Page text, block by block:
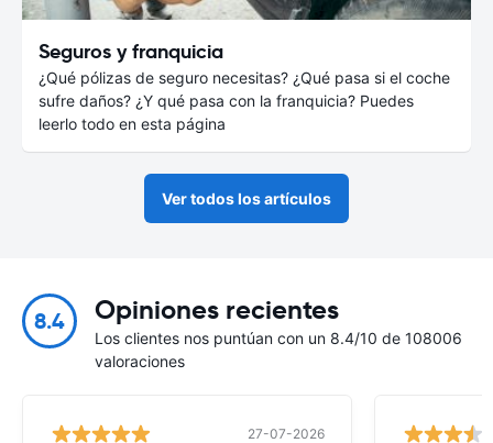
Seguros y franquicia
¿Qué pólizas de seguro necesitas? ¿Qué pasa si el coche
sufre daños? ¿Y qué pasa con la franquicia? Puedes
leerlo todo en esta página
Ver todos los artículos
8.4 Opiniones recientes
Los clientes nos puntúan con un 8.4/10 de 108006
valoraciones
27-07-2026